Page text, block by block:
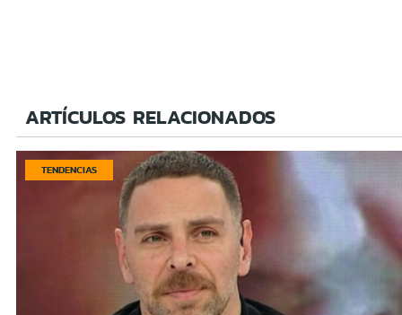
ARTÍCULOS RELACIONADOS
TENDENCIAS